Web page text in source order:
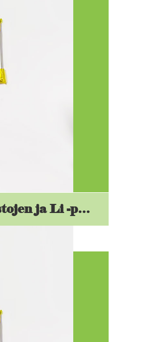
Mitä eroa on litiumioniparistojen ja Li -polymeerparistojen välillä?